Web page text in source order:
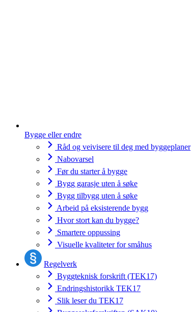
Bygge eller endre
Råd og veivisere til deg med byggeplaner
Nabovarsel
Før du starter å bygge
Bygg garasje uten å søke
Bygg tilbygg uten å søke
Arbeid på eksisterende bygg
Hvor stort kan du bygge?
Smartere oppussing
Visuelle kvaliteter for småhus
Regelverk
Byggteknisk forskrift (TEK17)
Endringshistorikk TEK17
Slik leser du TEK17